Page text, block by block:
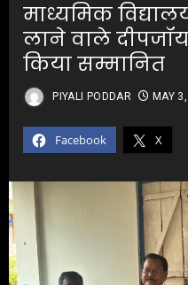
माध्यमिक
लाने वाले
किया सम्मानित
Facebook X
PIYALI PODDAR MAY